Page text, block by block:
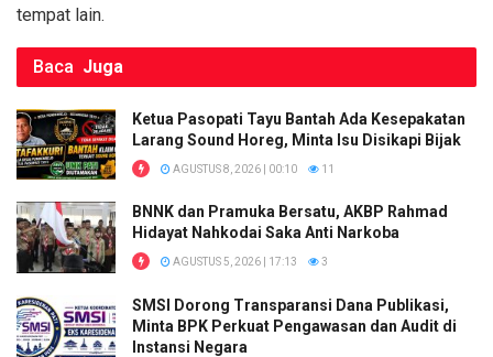
tempat lain.
Baca Juga
Ketua Pasopati Tayu Bantah Ada Kesepakatan
Larang Sound Horeg, Minta Isu Disikapi Bijak
AGUSTUS 8, 2026 | 00:10 11
BNNK dan Pramuka Bersatu, AKBP Rahmad
Hidayat Nahkodai Saka Anti Narkoba
AGUSTUS 5, 2026 | 17:13 3
SMSI Dorong Transparansi Dana Publikasi,
Minta BPK Perkuat Pengawasan dan Audit di
Instansi Negara